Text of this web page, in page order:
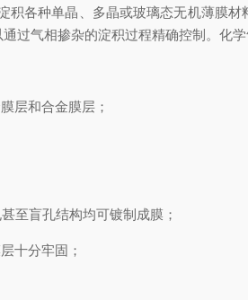
各种单晶、多晶或玻璃态无机薄膜
过气相掺杂的淀积过程精确控制。化
层和合金膜层；
至盲孔结构均可镀制成膜；
十分牢固；